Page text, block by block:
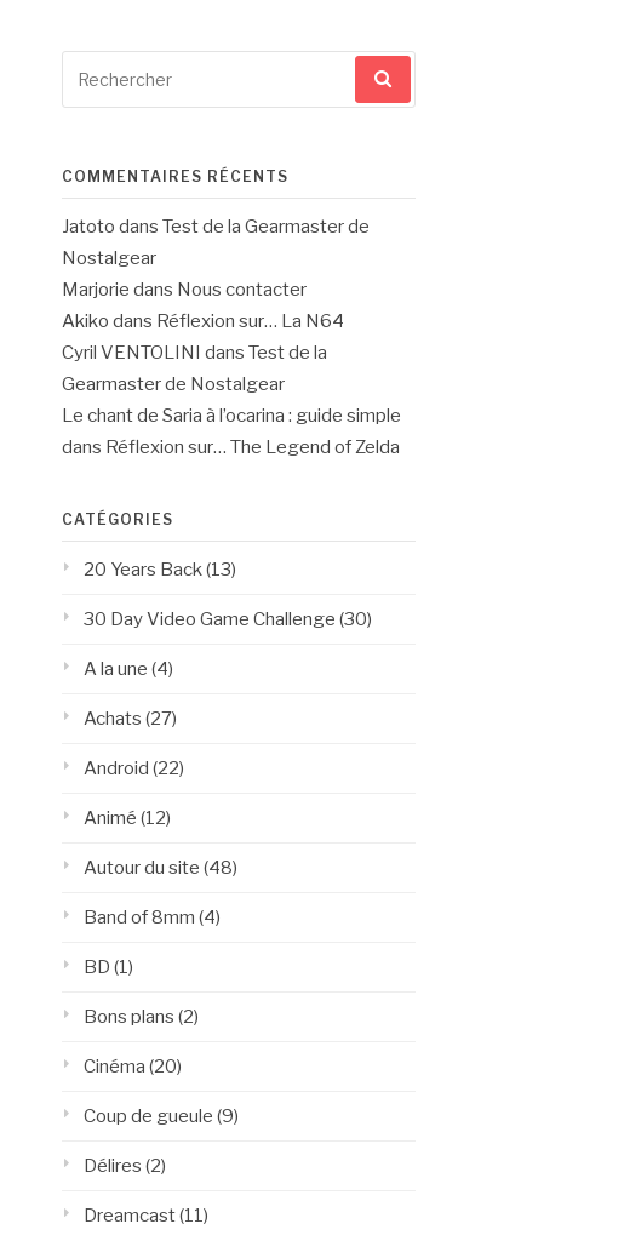
pour
COMMENTAIRES RÉCENTS
Jatoto dans Test de la Gearmaster de
Nostalgear
Marjorie dans Nous contacter
Akiko dans Réflexion sur… La N64
Cyril VENTOLINI dans Test de la
Gearmaster de Nostalgear
Le chant de Saria à l’ocarina : guide simple
dans Réflexion sur… The Legend of Zelda
CATÉGORIES
20 Years Back (13)
30 Day Video Game Challenge (30)
A la une (4)
Achats (27)
Android (22)
Animé (12)
Autour du site (48)
Band of 8mm (4)
BD (1)
Bons plans (2)
Cinéma (20)
Coup de gueule (9)
Délires (2)
Dreamcast(11)